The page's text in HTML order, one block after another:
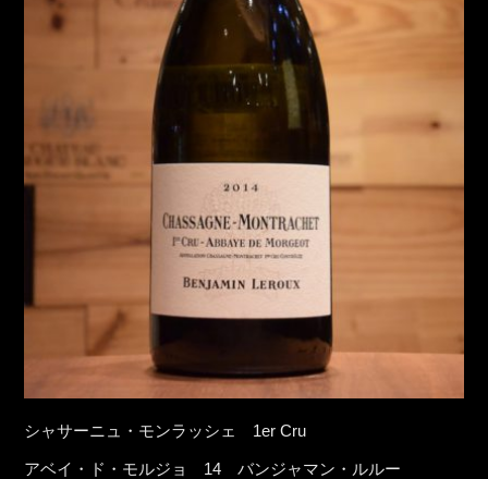
シャサーニュ・モンラッシェ 1er Cru
アベイ・ド・モルジョ 14 バンジャマン・ルルー